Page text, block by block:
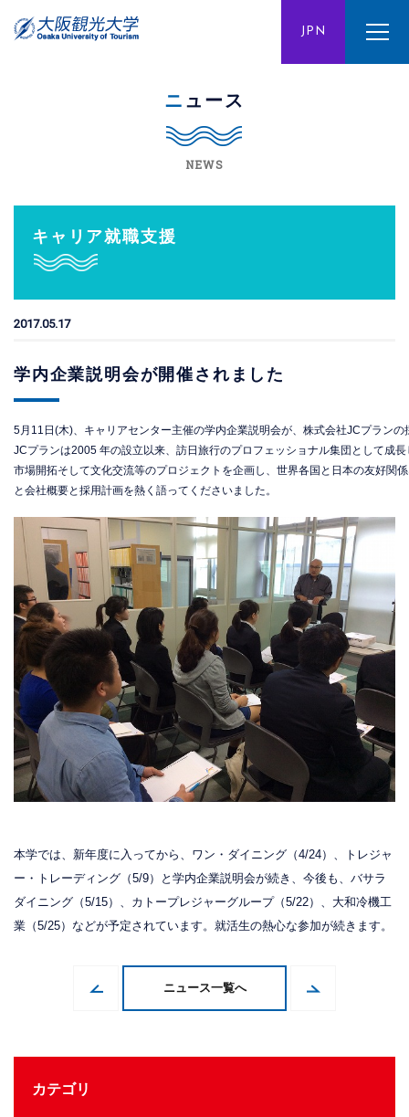
JPN
ENG CHN
ニュース
NEWS
キャリア就職支援
2017.05.17
学内企業説明会が開催されました
5月11日(木)、キャリアセンター主催の学内企業説明会が、株式会社JCプラン
JCプランは2005 年の設立以来、訪日旅行のプロフェッショナル集団として成
市場開拓そして文化交流等のプロジェクトを企画し、世界各国と日本の友好関
と会社概要と採用計画を熱く語ってくださいました。
本学では、新年度に入ってから、ワン・ダイニング（4/24）、トレジャ
ー・トレーディング（5/9）と学内企業説明会が続き、今後も、バサラ
ダイニング（5/15）、カトープレジャーグループ（5/22）、大和冷機工
業（5/25）などが予定されています。就活生の熱心な参加が続きます。
ニュース一覧へ
カテゴリ